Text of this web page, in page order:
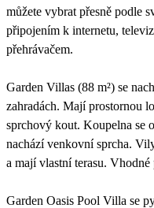
můžete vybrat přesně podle
připojením k internetu,
přehrávačem.
Garden Villas (88 m²) se
zahradách. Mají prostornou
sprchový kout. Koupelna se
nachází venkovní sprcha.
a mají vlastní terasu. Vhodné
Garden Oasis Pool Villa se